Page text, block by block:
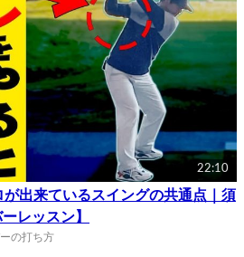
22:10
出来ているスイングの共通点｜須
レッスン】
の打ち方